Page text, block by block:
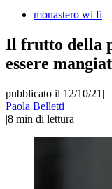
monastero wi fi
Il frutto della
essere
pubblicato il 12/10/21 |
Paola Belletti
|8 min di lettura